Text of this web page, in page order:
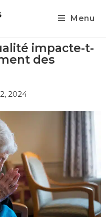
Menu
impacte-t-
des
2024